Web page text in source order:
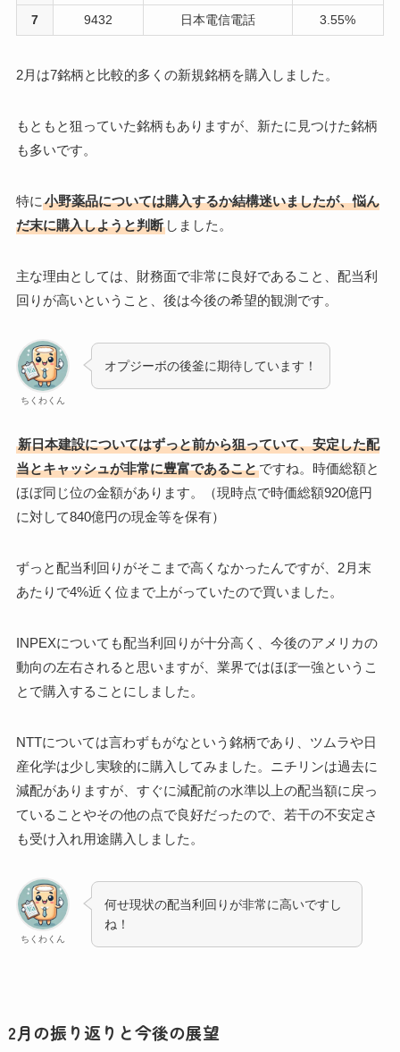
7 9432 日本電信電話 3.55%
2月は7銘柄と比較的多くの新規銘柄を購入しました。
もともと狙っていた銘柄もありますが、新たに見つけた銘柄
も多いです。
特に 小野薬品については購入するか結構迷いましたが、悩ん
だ末に購入しようと判断しました。
主な理由としては、財務面で非常に良好であること、配当利
回りが高いということ、後は今後の希望的観測です。
ちくわくん
オプジーボの後釜に期待しています！
新日本建設についてはずっと前から狙っていて、安定した配
当とキャッシュが非常に豊富であることですね。時価総額と
ほぼ同じ位の金額があります。（現時点で時価総額920億円
に対して840億円の現金等を保有）
ずっと配当利回りがそこまで高くなかったんですが、2月末
あたりで4%近く位まで上がっていたので買いました。
INPEXについても配当利回りが十分高く、今後のアメリカの
動向の左右されると思いますが、業界ではほぼ一強というこ
とで購入することにしました。
NTTについては言わずもがなという銘柄であり、ツムラや日
産化学は少し実験的に購入してみました。ニチリンは過去に
減配がありますが、すぐに減配前の水準以上の配当額に戻っ
ていることやその他の点で良好だったので、若干の不安定さ
も受け入れ用途購入しました。
ちくわくん
何せ現状の配当利回りが非常に高いですし
ね！
2月の振り返りと今後の展望